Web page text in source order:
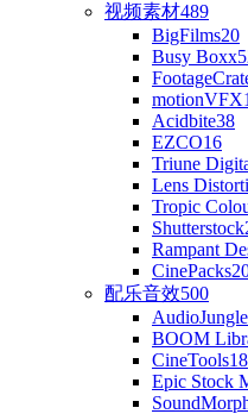
视频素材489
BigFilms20
Busy Boxx
motionVFX
Acidbite38
EZCO16
Triune
Lens
Tropic
Shutterstock
Rampant
CinePacks
配乐音效500
AudioJungle
BOOM
CineTools18
Epic Stock